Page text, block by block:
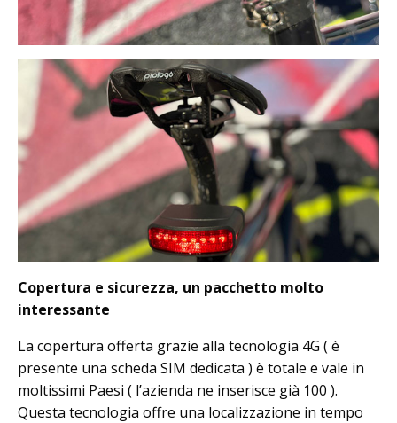
Copertura e sicurezza, un pacchetto molto
interessante
La copertura offerta grazie alla tecnologia 4G ( è
presente una scheda SIM dedicata ) è totale e vale in
moltissimi Paesi ( l’azienda ne inserisce già 100 ).
Questa tecnologia offre una localizzazione in tempo